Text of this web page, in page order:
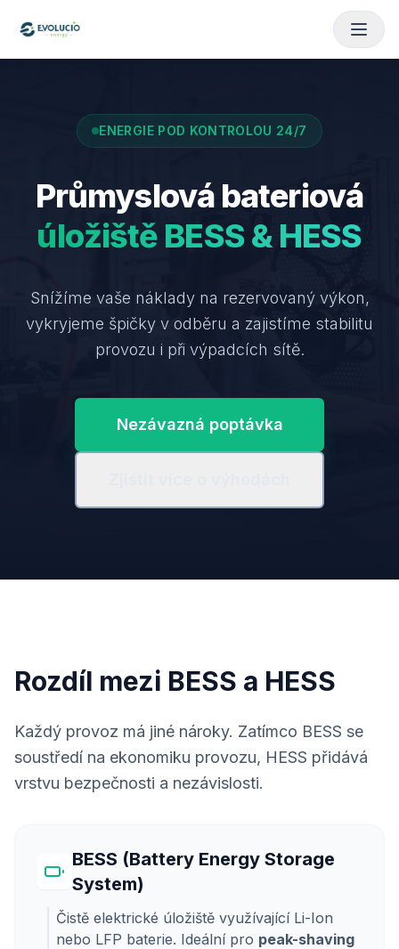
ENERGIE POD KONTROLOU 24/7
Průmyslová bateriová
úložiště BESS & HESS
Snížíme vaše náklady na rezervovaný výkon,
vykryjeme špičky v odběru a zajistíme stabilitu
provozu i při výpadcích sítě.
Nezávazná poptávka
Rozdíl mezi BESS a HESS
Každý provoz má jiné nároky. Zatímco BESS se
soustředí na ekonomiku provozu, HESS přidává
vrstvu bezpečnosti a nezávislosti.
BESS (Battery Energy Storage
System)
Čistě elektrické úložiště využívající Li-Ion
nebo LFP baterie. Ideální pro peak-shaving